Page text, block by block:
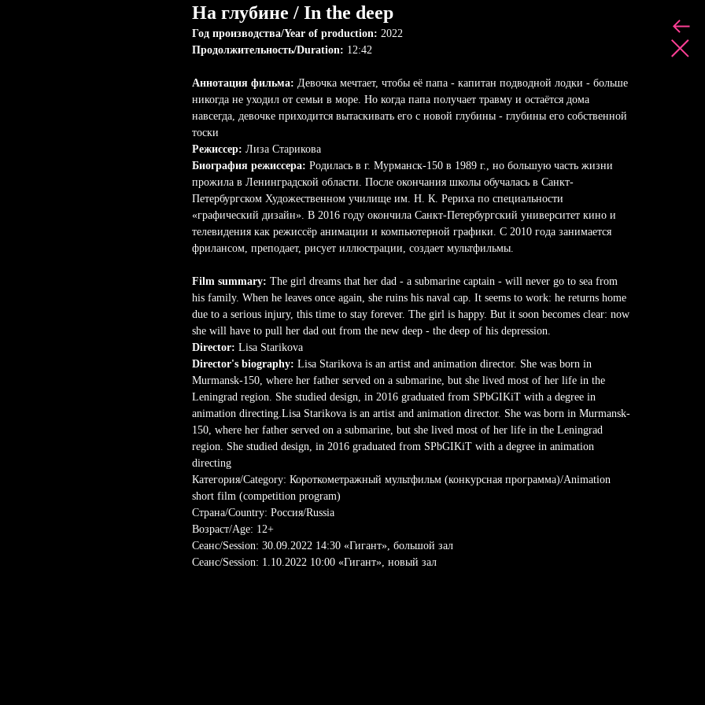
На глубине / In the deep
Год производства/Year of production: 2022
Продолжительность/Duration: 12:42
Аннотация фильма: Девочка мечтает, чтобы её папа - капитан подводной лодки - больше
никогда не уходил от семьи в море. Но когда папа получает травму и остаётся дома
навсегда, девочке приходится вытаскивать его с новой глубины - глубины его собственной
тоски
Режиссер: Лиза Старикова
Биография режиссера: Родилась в г. Мурманск-150 в 1989 г., но большую часть жизни
прожила в Ленинградской области. После окончания школы обучалась в Санкт-
Петербургском Художественном училище им. Н. К. Рериха по специальности
«графический дизайн». В 2016 году окончила Санкт-Петербургский университет кино и
телевидения как режиссёр анимации и компьютерной графики. С 2010 года занимается
фрилансом, преподает, рисует иллюстрации, создает мультфильмы.
Film summary: The girl dreams that her dad - a submarine captain - will never go to sea from
his family. When he leaves once again, she ruins his naval cap. It seems to work: he returns home
due to a serious injury, this time to stay forever. The girl is happy. But it soon becomes clear: now
she will have to pull her dad out from the new deep - the deep of his depression.
Director: Lisa Starikova
Director's biography: Lisa Starikova is an artist and animation director. She was born in
Murmansk-150, where her father served on a submarine, but she lived most of her life in the
Leningrad region. She studied design, in 2016 graduated from SPbGIKiT with a degree in
animation directing.Lisa Starikova is an artist and animation director. She was born in Murmansk-
150, where her father served on a submarine, but she lived most of her life in the Leningrad
region. She studied design, in 2016 graduated from SPbGIKiT with a degree in animation
directing
Категория/Category: Короткометражный мультфильм (конкурсная программа)/Animation
short film (competition program)
Страна/Country: Россия/Russia
Возраст/Age: 12+
Сеанс/Session: 30.09.2022 14:30 «Гигант», большой зал
Сеанс/Session: 1.10.2022 10:00 «Гигант», новый зал